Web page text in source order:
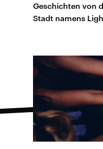
Geschichten von
Stadt namens